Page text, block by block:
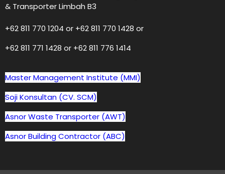
& Transporter Limbah B3
+62 811 770 1204 or +62 811 770 1428 or
+62 811 771 1428 or +62 811 776 1414
Master Management Institute (MMI)
Soji Konsultan (CV. SCM)
Asnor Waste Transporter (AWT)
Asnor Building Contractor (ABC)